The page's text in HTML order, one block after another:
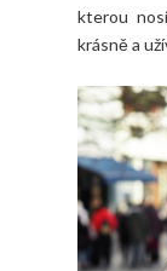
kterou
krásně a